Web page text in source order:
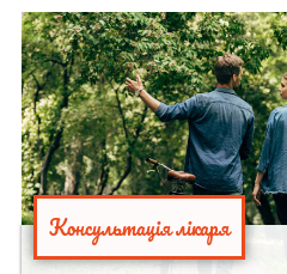
Консультація лікаря